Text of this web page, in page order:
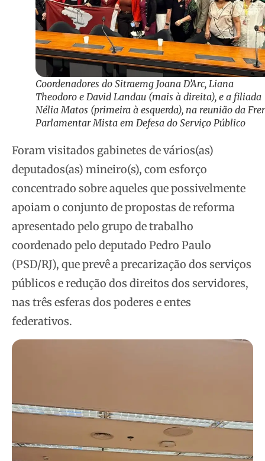
Coordenadores do Sitraemg Joana D’Arc, Liana
Theodoro e David Landau (mais à direita), e a filiada
Nélia Matos (primeira à esquerda), na reunião da
Parlamentar Mista em Defesa do Serviço Público
Foram visitados gabinetes de vários(as)
deputados(as) mineiro(s), com esforço
concentrado sobre aqueles que possivelmente
apoiam o conjunto de propostas de reforma
apresentado pelo grupo de trabalho
coordenado pelo deputado Pedro Paulo
(PSD/RJ), que prevê a precarização dos serviços
públicos e redução dos direitos dos servidores,
nas três esferas dos poderes e entes
federativos.